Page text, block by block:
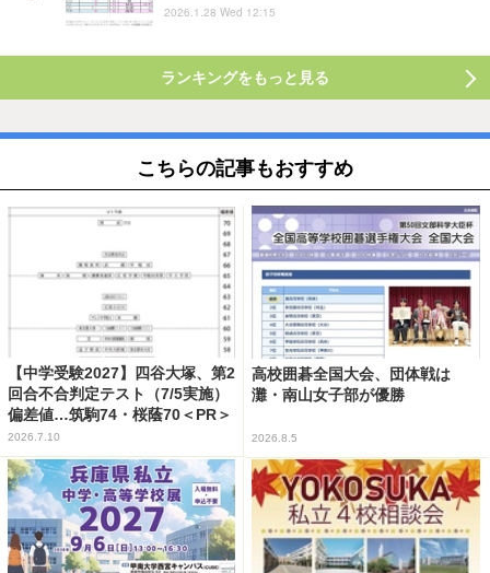
2026.1.28 Wed 12:15
ランキングをもっと見る
こちらの記事もおすすめ
【中学受験2027】四谷大塚、第2
回合不合判定テスト（7/5実施）
偏差値…筑駒74・桜蔭70＜PR＞
2026.7.10
高校囲碁全国大会、団体戦は
灘・南山女子部が優勝
2026.8.5